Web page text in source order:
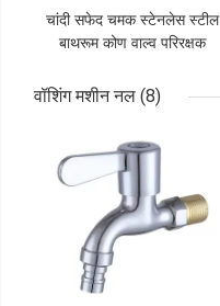
चांदी सफेद चमक स्टेनलेस स्टील
बाथरूम कोण वाल्व परिरक्षक
वॉशिंग मशीन नल (8)